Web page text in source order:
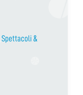
Spettacoli &